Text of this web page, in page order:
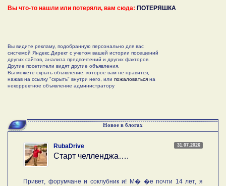
Вы что-то нашли или потеряли, вам сюда: ПОТЕРЯШКА
Вы видите рекламу, подобранную персонально для вас
системой Яндекс.Директ с учетом вашей истории посещений
других сайтов, анализа предпочтений и других факторов.
Другие посетители видят другие объявления.
Вы можете скрыть объявление, которое вам не нравится,
нажав на ссылку "скрыть" внутри него, или пожаловаться на
некорректное объявление администратору
Новое в блогах
31.07.2026
RubaDrive
Старт челленджа….
Привет, форумчане и соклубник и! М� �е почти 14 лет, я